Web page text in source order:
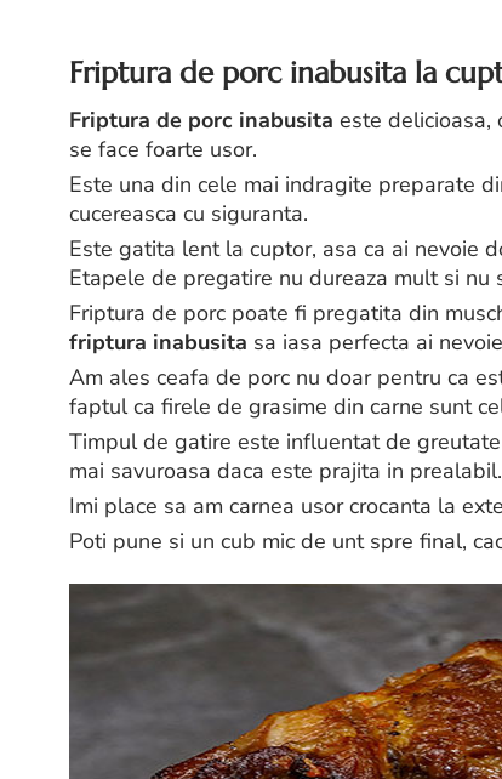
Friptura de porc inabusita la
Friptura de porc inabusita este delicioasa,
se face foarte usor.
Este una din cele mai indragite preparate
cucereasca cu siguranta.
Este gatita lent la cuptor, asa ca ai nevoie
Etapele de pregatire nu dureaza mult si nu
Friptura de porc poate fi pregatita din
friptura inabusita sa iasa perfecta ai
Am ales ceafa de porc nu doar pentru ca
faptul ca firele de grasime din carne sunt
Timpul de gatire este influentat de
mai savuroasa daca este prajita in prealabil.
Imi place sa am carnea usor crocanta la
Poti pune si un cub mic de unt spre final,